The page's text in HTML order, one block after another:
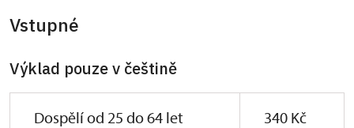
Vstupné
Výklad pouze v češtině
Dospělí od 25 do 64 let 340 Kč